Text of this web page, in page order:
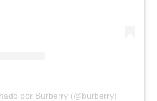
por Burberry (@burberry)